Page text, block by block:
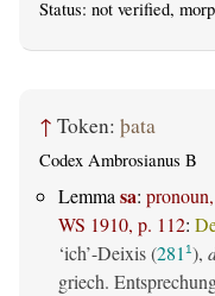
Status: not verified,
↑ Token: þata
Codex Ambrosianus B
Lemmasa:
WS 1910, p. 112:
‘ich’-Deixis (281 1),
griech.